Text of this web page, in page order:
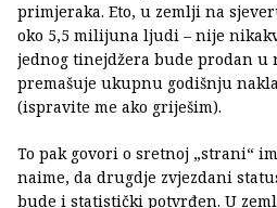
primjeraka. Eto, u zemlji na
oko 5,5 milijuna ljudi – nije
jednog tinejdžera bude prodan u
premašuje ukupnu godišnju
(ispravite me ako griješim).
To pak govori o sretnoj „strani“
naime, da drugdje zvjezdani
bude i statistički potvrđen. U